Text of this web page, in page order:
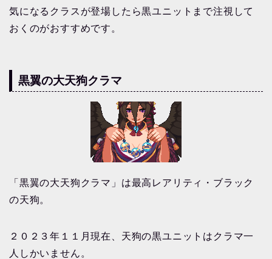
気になるクラスが登場したら黒ユニットまで注視して
おくのがおすすめです。
黒翼の大天狗クラマ
「黒翼の大天狗クラマ」は最高レアリティ・ブラック
の天狗。
２０２３年１１月現在、天狗の黒ユニットはクラマ一
人しかいません。